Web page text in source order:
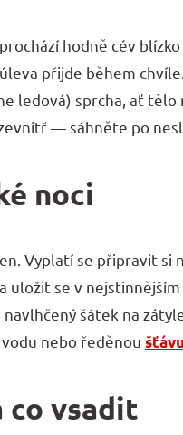
hodně cév
přijde během
ledová) sprcha, ať
— sáhněte po
noci
Vyplatí se připravit
se v
šátek na
nebo ředěnou šťávu
co vsadit